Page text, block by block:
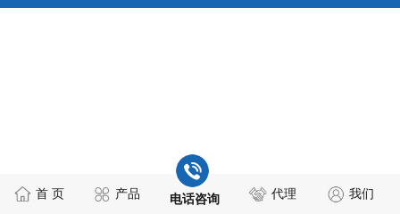
首 页 产品 电话咨询 代理 我们